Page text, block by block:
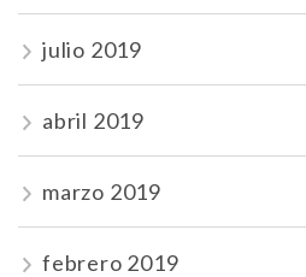
julio 2019
abril 2019
marzo 2019
febrero 2019